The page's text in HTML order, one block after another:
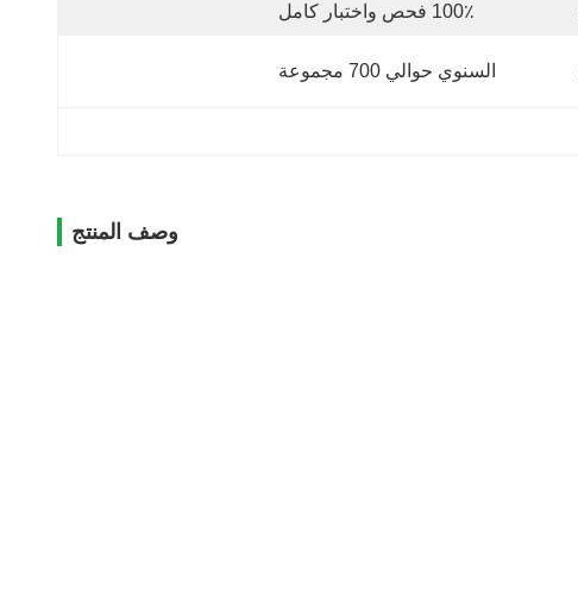
100٪ فحص واختبار كامل
السنوي حوالي 700 مجموعة
وصف المنتج